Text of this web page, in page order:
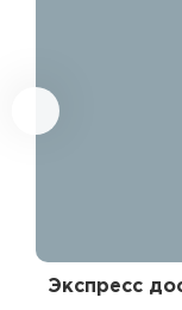
Экспресс